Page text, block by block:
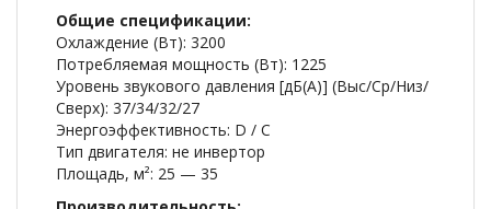
Общие спецификации:
Охлаждение (Вт): 3200
Потребляемая мощность (Вт): 1225
Уровень звукового давления [дБ(А)] (Выс/Ср/Низ/
Сверх): 37/34/32/27
Энергоэффективность: D / C
Тип двигателя: не инвертор
Площадь, м²: 25 — 35